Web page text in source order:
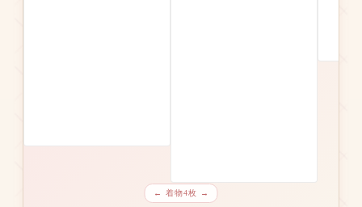
← 着物4枚 →